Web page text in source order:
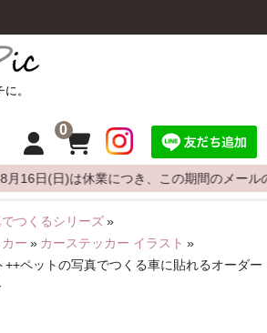
0
日)は休業につき、この期間のメールの返
つくるシリーズ»
ー » カーステッカー イラスト »
ペットの写真でつくる車に貼れるオーダー